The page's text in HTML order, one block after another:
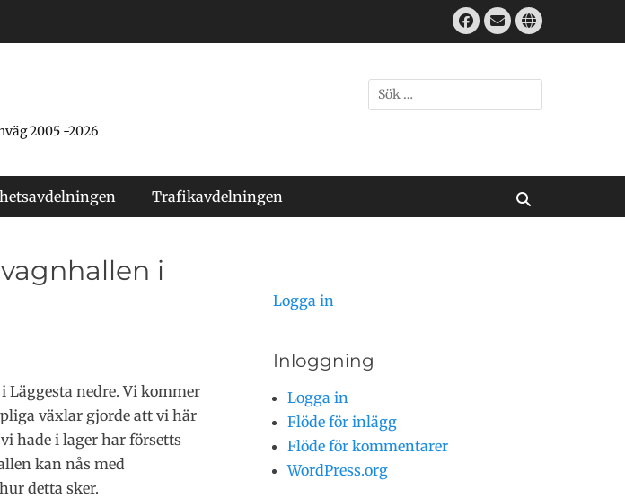
Facebook
E-
mail
Webbplats
2005 -2026
Sök
efter:
Trafikavdelningen
i
nedre. Vi kommer
växlar gjorde att vi här
hade i lager har försetts
kan nås med
detta sker.
Logga in
Inloggning
Logga in
Flöde för inlägg
Flöde för kommentarer
WordPress.org